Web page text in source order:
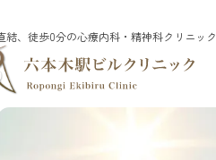
結、徒歩0分の心療内科・精神科クリニック